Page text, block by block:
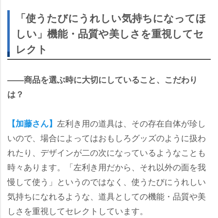
「使うたびにうれしい気持ちになってほ
しい」機能・品質や美しさを重視してセ
レクト
――商品を選ぶ時に大切にしていること、こだわり
は？
【加藤さん】 左利き用の道具は、その存在自体が珍し
いので、場合によってはおもしろグッズのように扱わ
れたり、デザインが二の次になっているようなことも
時々あります。「左利き用だから、それ以外の面を我
慢して使う」というのではなく、使うたびにうれしい
気持ちになれるような、道具としての機能・品質や美
しさを重視してセレクトしています。